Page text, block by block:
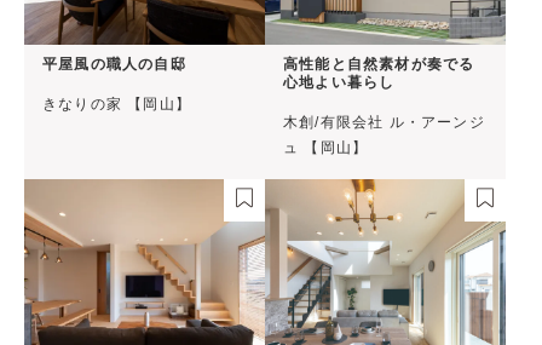
平屋風の職人の自邸
きなりの家 【岡山】
高性能と自然素材が奏でる
心地よい暮らし
木創/有限会社 ル・アーンジ
ュ 【岡山】